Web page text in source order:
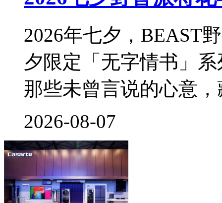
2026年七夕，BEAST
夕限定「无字情书」
那些未曾言说的心意
2026-08-07